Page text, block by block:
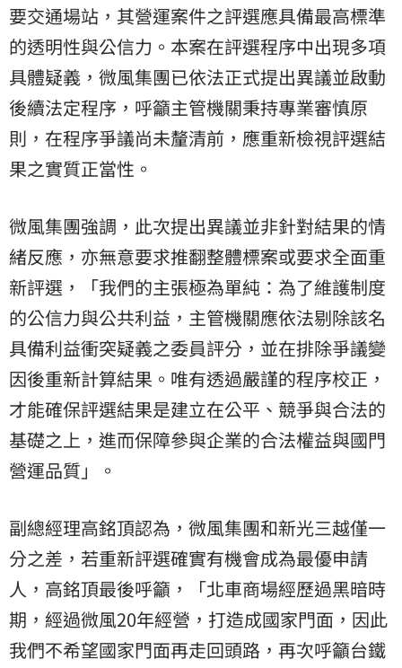
要交通場站，其營運案件之評選應具備最高標準
的透明性與公信力。本案在評選程序中出現多項
具體疑義，微風集團已依法正式提出異議並啟動
後續法定程序，呼籲主管機關秉持專業審慎原
則，在程序爭議尚未釐清前，應重新檢視評選結
果之實質正當性。
微風集團強調，此次提出異議並非針對結果的情
緒反應，亦無意要求推翻整體標案或要求全面重
新評選，「我們的主張極為單純：為了維護制度
的公信力與公共利益，主管機關應依法剔除該名
具備利益衝突疑義之委員評分，並在排除爭議變
因後重新計算結果。唯有透過嚴謹的程序校正，
才能確保評選結果是建立在公平、競爭與合法的
基礎之上，進而保障參與企業的合法權益與國門
營運品質」。
副總經理高銘頂認為，微風集團和新光三越僅一
分之差，若重新評選確實有機會成為最優申請
人，高銘頂最後呼籲，「北車商場經歷過黑暗時
期，經過微風20年經營，打造成國家門面，因此
我們不希望國家門面再走回頭路，再次呼籲台鐵